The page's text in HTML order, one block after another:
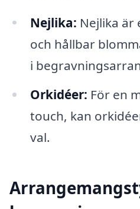
Nejlika: Nejlika är
och hållbar
i
Orkidéer: För en
touch, kan
val.